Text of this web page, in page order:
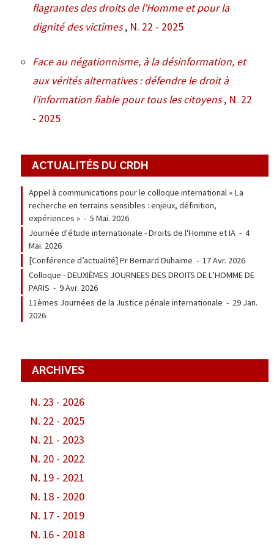
flagrantes des droits de l’Homme et pour la
dignité des victimes , N. 22 - 2025
Face au négationnisme, à la désinformation, et
aux vérités alternatives : défendre le droit à
l’information fiable pour tous les citoyens , N. 22
- 2025
ACTUALITÉS DU CRDH
Appel à communications pour le colloque international « La
recherche en terrains sensibles : enjeux, définition,
expériences »- 5 Mai. 2026
Journée d'étude internationale - Droits de l'Homme et IA- 4
Mai. 2026
[Conférence d’actualité] Pr Bernard Duhaime - 17 Avr. 2026
Colloque - DEUXIÈMES JOURNEES DES DROITS DE L’HOMME DE
PARIS - 9 Avr. 2026
11èmes Journées de la Justice pénale internationale - 29 Jan.
2026
ARCHIVES
N. 23 - 2026
N. 22 - 2025
N. 21 - 2023
N. 20 - 2022
N. 19 - 2021
N. 18 - 2020
N. 17 - 2019
N. 16 - 2018